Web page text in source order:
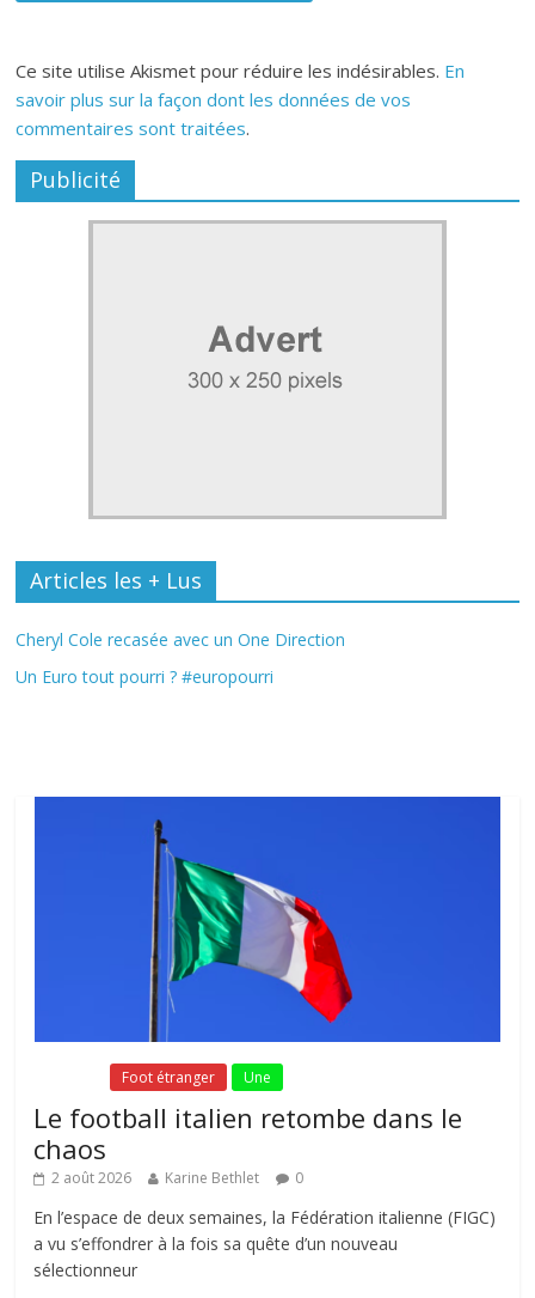
Ce site utilise Akismet pour réduire les indésirables. En
savoir plus sur la façon dont les données de vos
commentaires sont traitées.
Publicité
Articles les + Lus
Cheryl Cole recasée avec un One Direction
Un Euro tout pourri ? #europourri
Foot étranger Une
Le football italien retombe dans le
chaos
2 août 2026 Karine Bethlet 0
En l’espace de deux semaines, la Fédération italienne (FIGC)
a vu s’effondrer à la fois sa quête d’un nouveau
sélectionneur